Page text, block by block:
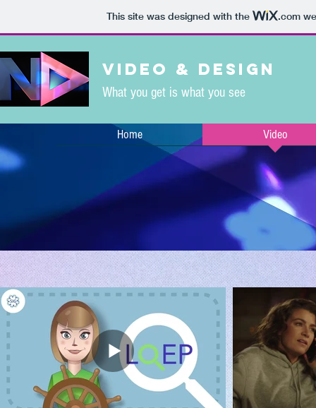
This site was designed with the .com
VIDEO & DESIGN
What you get is what you see
Home Video